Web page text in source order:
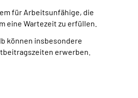
für Arbeitsunfähige, die
eine Wartezeit zu erfüllen.
können insbesondere
erwerben.